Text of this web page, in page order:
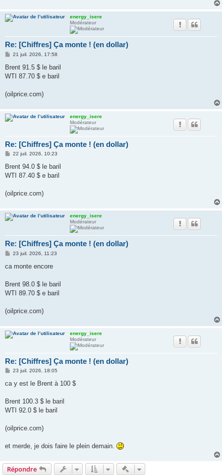
energy_isere
Modérateur
Re: [Chiffres] Ça monte ! (en dollar)
M
s
a
21 juil. 2026, 17:58
Brent 91.5 $ le baril
WTI 87.70 $ e baril
(oilprice.com)
energy_isere
Modérateur
Re: [Chiffres] Ça monte ! (en dollar)
M
s
a
22 juil. 2026, 10:23
Brent 94.0 $ le baril
WTI 87.40 $ e baril
(oilprice.com)
energy_isere
Modérateur
Re: [Chiffres] Ça monte ! (en dollar)
M
s
g
23 juil. 2026, 11:23
ca monte encore
Brent 98.0 $ le baril
WTI 89.70 $ e baril
(oilprice.com)
energy_isere
Modérateur
Re: [Chiffres] Ça monte ! (en dollar)
M
s
g
23 juil. 2026, 18:05
ca y est le Brent à 100 $
Brent 100.3 $ le baril
WTI 92.0 $ le baril
(oilprice.com)
et merde, je dois faire le plein demain.
Répondre Actions rapides de